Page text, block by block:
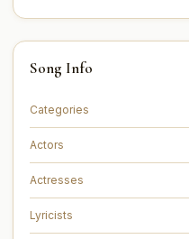
You can read the full
on this page.
Song Info
Categories
Actors
Actresses
Lyricists